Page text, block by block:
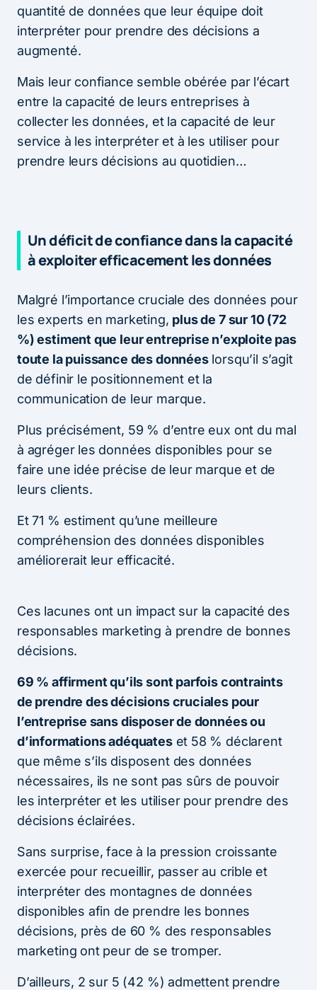
quantité de données que leur équipe doit
interpréter pour prendre des décisions a
augmenté.
Mais leur confiance semble obérée par l’écart
entre la capacité de leurs entreprises à
collecter les données, et la capacité de leur
service à les interpréter et à les utiliser pour
prendre leurs décisions au quotidien…
Un déficit de confiance dans la capacité
à exploiter efficacement les données
Malgré l’importance cruciale des données pour
les experts en marketing, plus de 7 sur 10 (72
%) estiment que leur entreprise n’exploite pas
toute la puissance des donnéeslorsqu’il s’agit
de définir le positionnement et la
communication de leur marque.
Plus précisément, 59 % d’entre eux ont du mal
à agréger les données disponibles pour se
faire une idée précise de leur marque et de
leurs clients.
Et 71 % estiment qu’une meilleure
compréhension des données disponibles
améliorerait leur efficacité.
Ces lacunes ont un impact sur la capacité des
responsables marketing à prendre de bonnes
décisions.
69 % affirment qu’ils sont parfois contraints
de prendre des décisions cruciales pour
l’entreprise sans disposer de données ou
d’informations adéquateset 58 % déclarent
que même s’ils disposent des données
nécessaires, ils ne sont pas sûrs de pouvoir
les interpréter et les utiliser pour prendre des
décisions éclairées.
Sans surprise, face à la pression croissante
exercée pour recueillir, passer au crible et
interpréter des montagnes de données
disponibles afin de prendre les bonnes
décisions, près de 60 % des responsables
marketing ont peur de se tromper.
D’ailleurs, 2 sur 5 (42 %) admettent prendre